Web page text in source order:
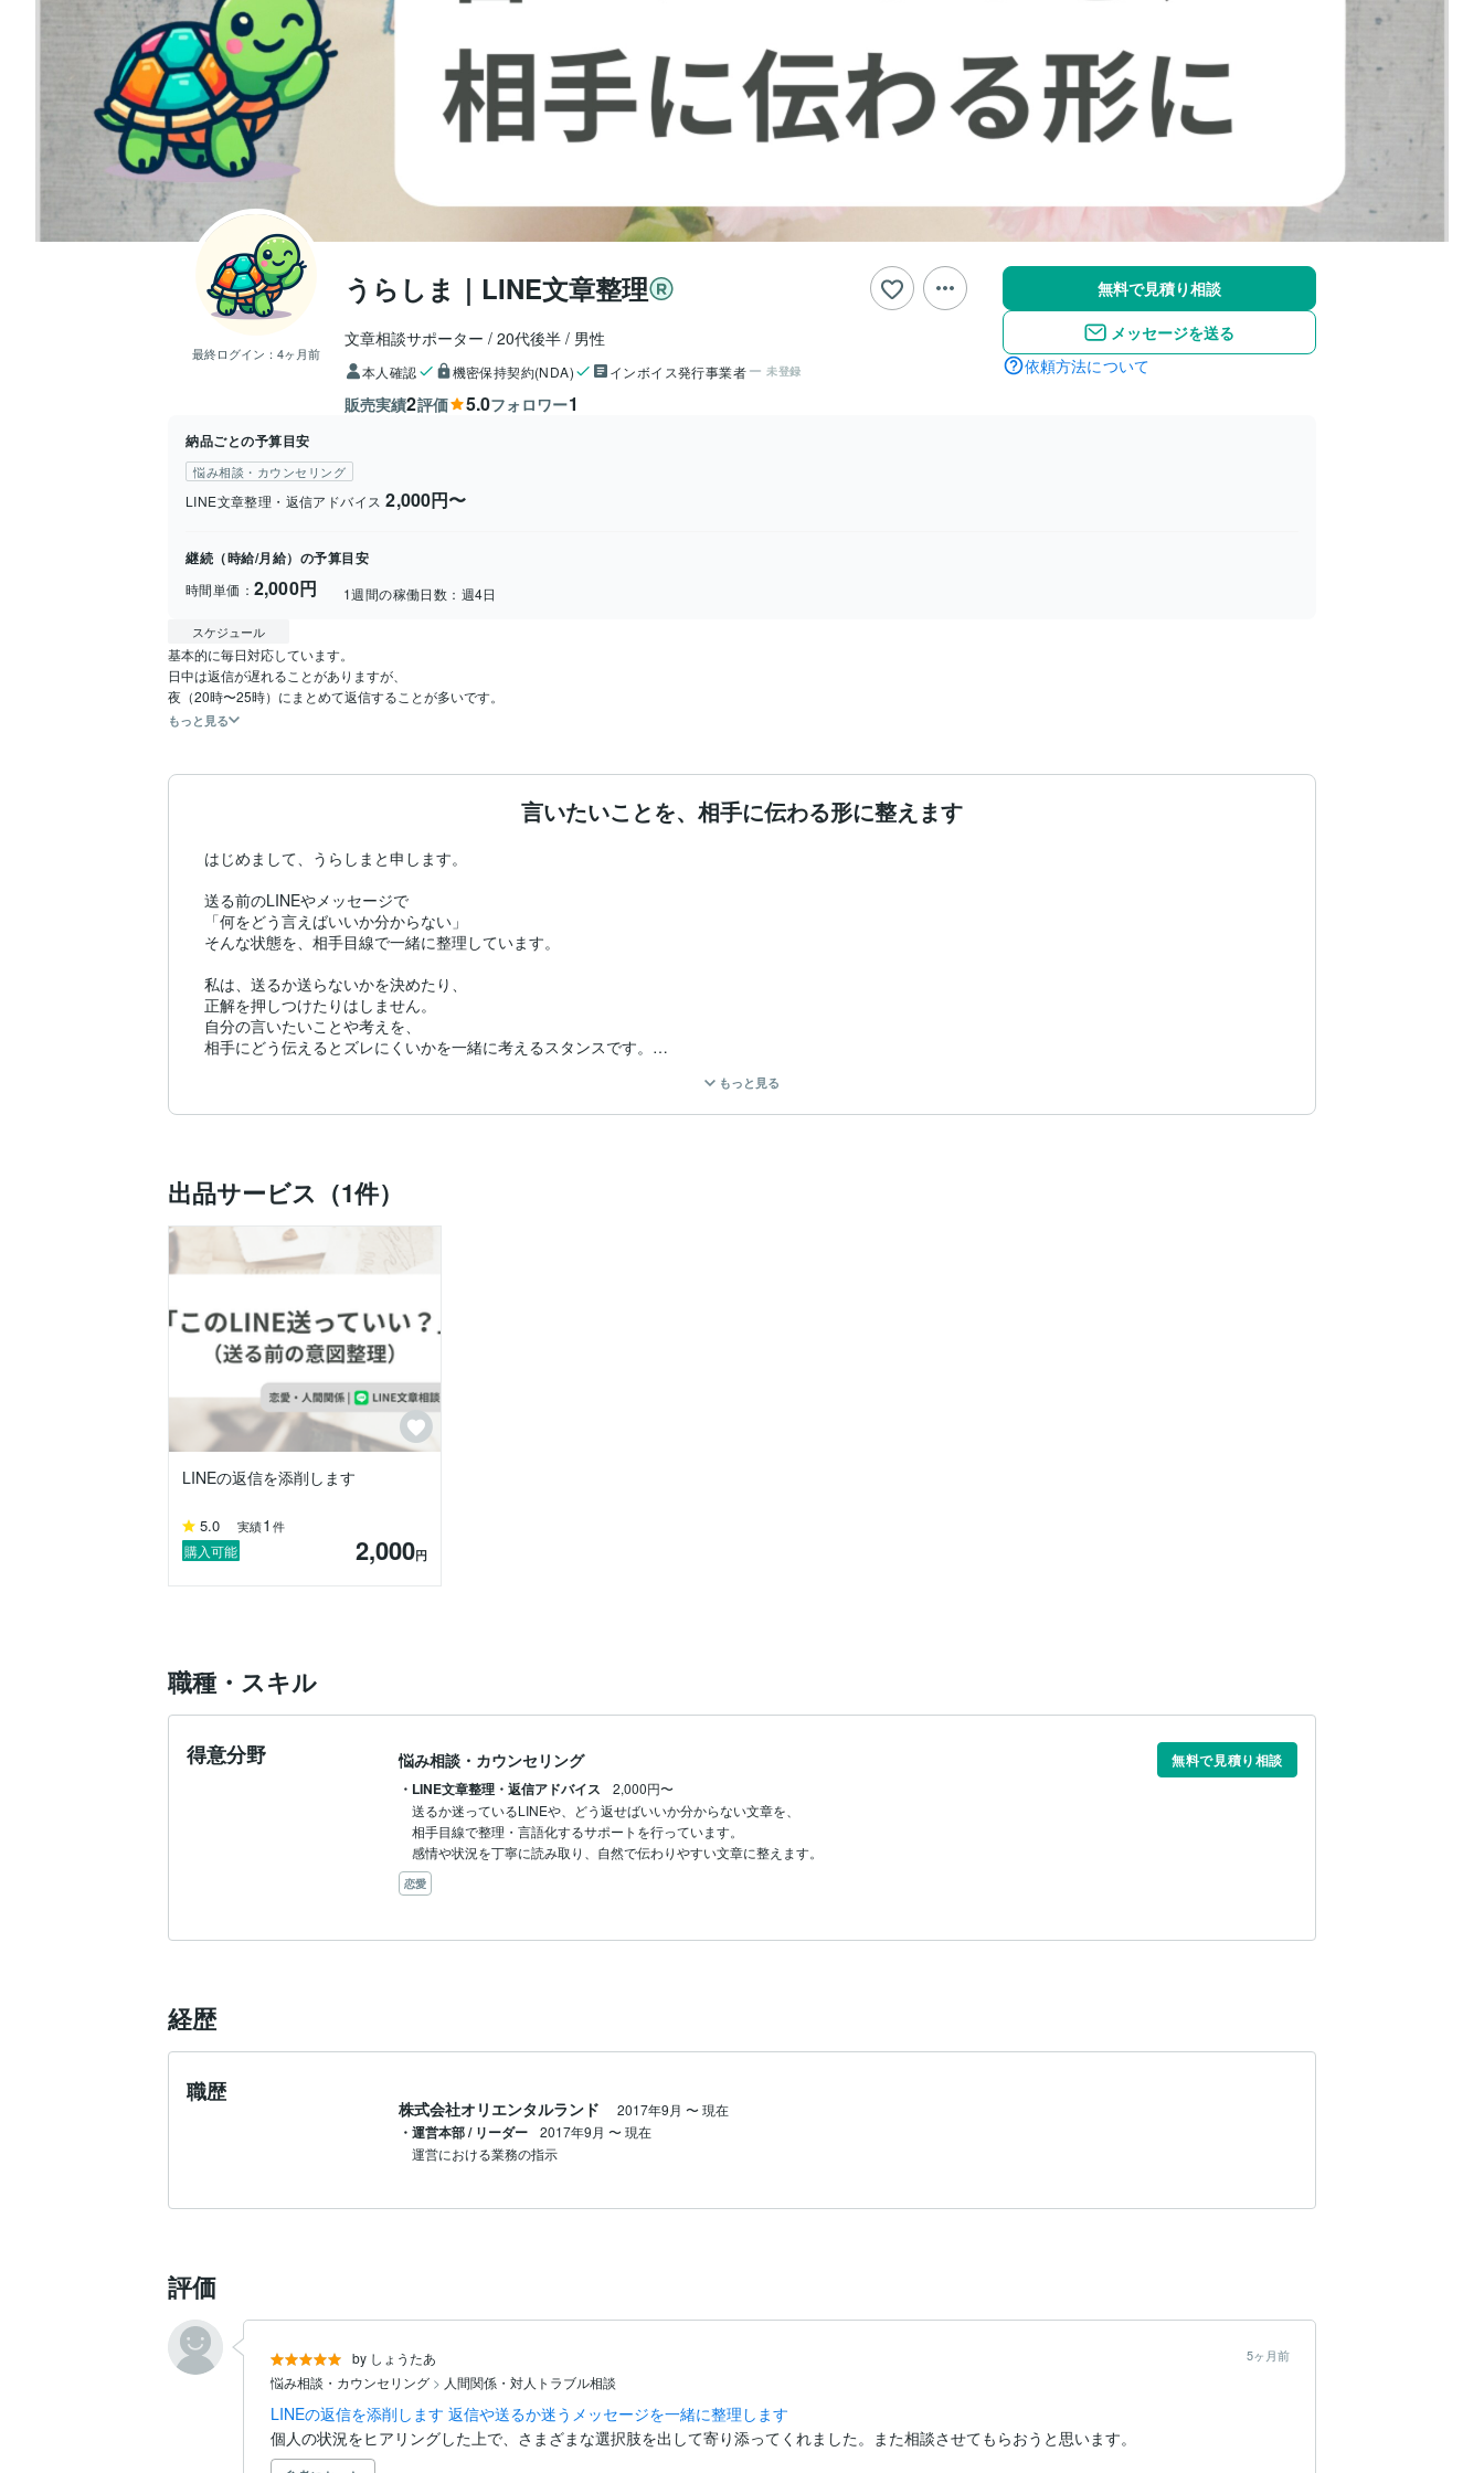
最終ログイン： 4ヶ月前
うらしま｜LINE文章整理
文章相談サポーター 20代後半 男性
本人確認 機密保持契約(NDA) インボイス発行事業者 未登録
販売実績2評価 5.0フォロワー1
無料で見積り相談
メッセージを送る
依頼方法について
納品ごとの予算目安
悩み相談・カウンセリング
LINE文章整理・返信アドバイス 2,000円〜
継続（時給/月給）の予算目安
時間単価： 2,000円 1週間の稼働日数： 週4日
スケジュール
基本的に毎日対応しています。
日中は返信が遅れることがありますが、
夜（20時〜25時）にまとめて返信することが多いです。
もっと見る
言いたいことを、相手に伝わる形に整えます
はじめまして、うらしまと申します。
送る前のLINEやメッセージで
「何をどう言えばいいか分からない」
そんな状態を、相手目線で一緒に整理しています。
私は、送るか送らないかを決めたり、
正解を押しつけたりはしません。
自分の言いたいことや考えを、
相手にどう伝えるとズレにくいかを一緒に考えるスタンスです。
気持ちが整理できていない段階や、
一度頭の中を整理したい時に、
もっと見る
出品サービス（1件）
LINEの返信を添削します
5.0 実績1 件
購入可能 2,000円
職種・スキル
得意分野 悩み相談・カウンセリング
無料で見積り相談
・LINE文章整理・返信アドバイス
2,000円〜
送るか迷っているLINEや、どう返せばいいか分からない文章を、
相手目線で整理・言語化するサポートを行っています。
感情や状況を丁寧に読み取り、自然で伝わりやすい文章に整えます。
恋愛
経歴
職歴
株式会社オリエンタルランド 2017年9月 〜現在
・運営本部 / リーダー 2017年9月 〜現在
運営における業務の指示
評価
by しょうたあ 5ヶ月前
悩み相談・カウンセリング > 人間関係・対人トラブル相談
LINEの返信を添削します 返信や送るか迷うメッセージを一緒に整理します
個人の状況をヒアリングした上で、さまざまな選択肢を出して寄り添ってくれました。また相談させてもらおうと思います。